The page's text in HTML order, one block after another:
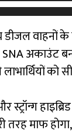
डीजल वाहनों
अकाउंट
को
तरह माफ